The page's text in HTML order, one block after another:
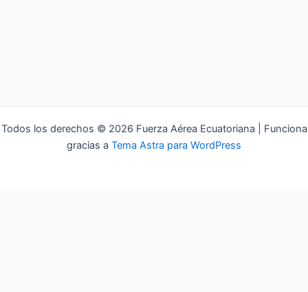
Todos los derechos © 2026 Fuerza Aérea Ecuatoriana | Funciona
gracias a Tema Astra para WordPress